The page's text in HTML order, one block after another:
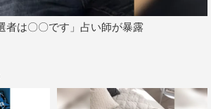
ブルース）」
角田晃広 荻原みのり 伊藤沙莉
クショップに勤める28歳の一希は、同
者は〇〇です」占い師が暴露